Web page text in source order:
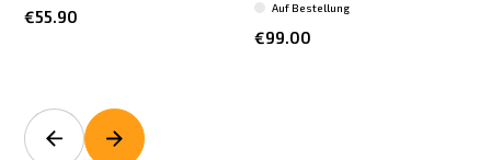
€55.90
€99.00
Auf Bestellung